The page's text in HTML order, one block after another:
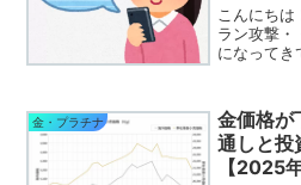
こんにちは
ラン攻撃・
になってき
ことは、
したので
資の状況を
金・プラチナ
金価格が
通しと投
【2025